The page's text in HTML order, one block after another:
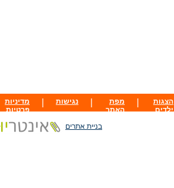
הצגות
ילדים
מפת
האתר
נגישות
מדיניות
פרטיות
בניית אתרים